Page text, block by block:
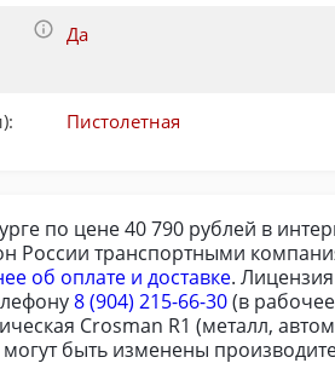
Да
Пистолетная
по цене 40 790 рублей в
России транспортными
об оплате и доставке.
8 (904) 215-66-30(в
Crosman R1 (металл,
быть изменены